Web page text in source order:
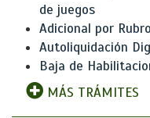
de juegos
Adicional por Rubro
Autoliquidación
Baja de
MÁS TRÁMITES